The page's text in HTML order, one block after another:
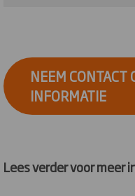
NEEM CONTACT
INFORMATIE
Lees verder voor